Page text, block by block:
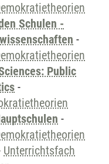
Schulen -
-
Public
-
-
Unterrichtsfach